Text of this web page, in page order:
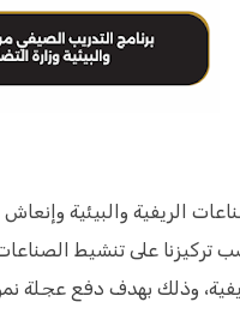
الريفية والبيئية وإنعاش
تركيزنا على تنشيط
وذلك بهدف دفع عجلة